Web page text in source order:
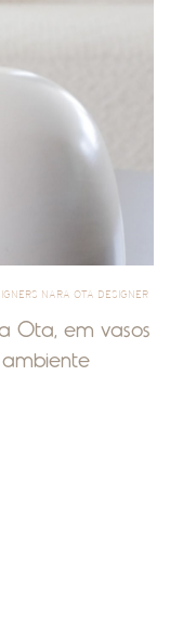
NARA OTA DESIGNER
Ota, em vasos